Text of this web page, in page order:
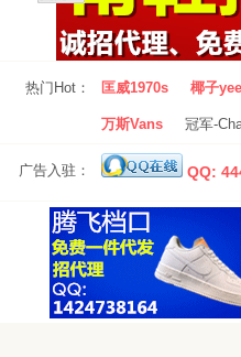
热门Hot： 匡威1970s 椰子
万斯Vans 冠军-
广告入驻： QQ: